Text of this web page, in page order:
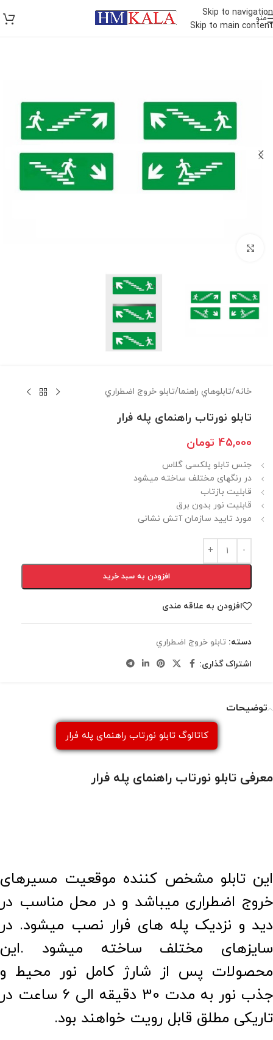
Skip to navigation
Skip to main content
منو
خانه/تابلوهاي راهنما/تابلو خروج اضطراري
تابلو نورتاب راهنمای پله فرار
45,000 تومان
جنس تابلو پلکسی گلاس
در رنگهای مختلف ساخته میشود
قابلیت بازتاب
قابلیت نور بدون برق
مورد تایید سازمان آتش نشانی
افزودن به سبد خرید
افزودن به علاقه مندی
دسته: تابلو خروج اضطراري
اشتراک گذاری:
توضیحات
کاتالوگ تابلو نورتاب راهنمای پله فرار
معرفی تابلو نورتاب راهنمای پله فرار
این تابلو مشخص کننده موقعیت مسیرهای
خروج اضطراری میباشد و در محل مناسب در
دید و نزدیک پله های فرار نصب میشود. در
سایزهای مختلف ساخته میشود .این
محصولات پس از شارژ کامل نور محیط و
جذب نور به مدت 30 دقیقه الی 6 ساعت در
تاریکی مطلق قابل رویت خواهند بود.